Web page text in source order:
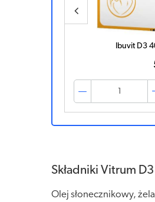
Ibuvit D3
Składniki Vitrum
Olej słonecznikowy,